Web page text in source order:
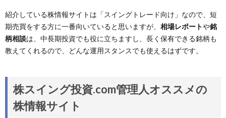
紹介している株情報サイトは「スイングトレード向け」なので、短
期売買をする方に一番向いていると思いますが、 相場レポートや銘
柄相談は、中長期投資でも役に立ちますし、長く保有できる銘柄も
教えてくれるので、どんな運用スタンスでも使えるはずです。
株スイング投資.com管理人オススメの
株情報サイト